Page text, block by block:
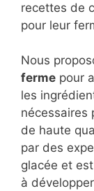
recettes de
pour leur
Nous
ferme pour
les
nécessaires
de haute
par des
glacée et
à